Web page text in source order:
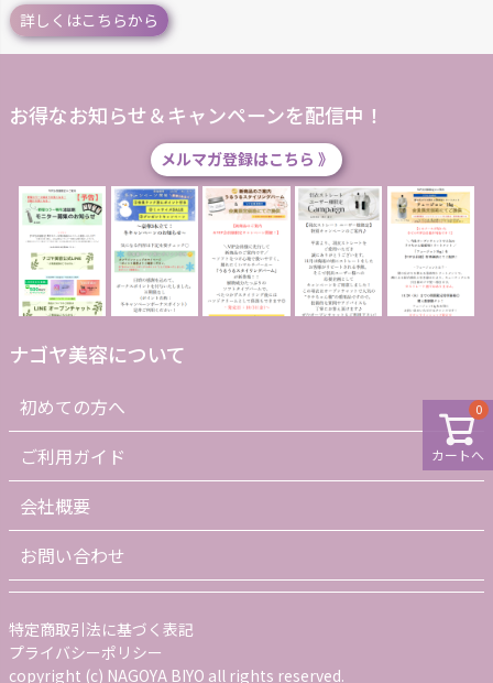
カートへ
0
詳しくはこちらから
お得なお知らせ＆キャンペーンを配信中！
メルマガ登録はこちら 》
ナゴヤ美容について
初めての方へ
ご利用ガイド
会社概要
お問い合わせ
特定商取引法に基づく表記
プライバシーポリシー
copyright (c) NAGOYA BIYO all rights reserved.